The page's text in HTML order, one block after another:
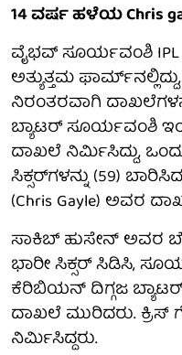
14 ವರ್ಷ ಹಳೆಯ Chris
ವೈಭವ್ ಸೂರ್ಯವಂಶಿ IPL
ಅತ್ಯುತ್ತಮ
ನಿರಂತರವಾಗಿ
ಬ್ಯಾಟರ್ ಸೂರ್ಯವಂಶಿ
ದಾಖಲೆ ನಿರ್ಮಿಸಿದ್ದು,
ಸಿಕ್ಸರ್‌ಗಳನ್ನು (59)
(Chris Gayle) ಅವರ
ಸಾಕಿಬ್ ಹುಸೇನ್ ಅವರ
ಭಾರೀ ಸಿಕ್ಸರ್ ಸಿಡಿಸಿ,
ಕೆರಿಬಿಯನ್ ದಿಗ್ಗಜ
ದಾಖಲೆ ಮುರಿದರು. ಕ್ರಿಸ್
ನಿರ್ಮಿಸಿದ್ದರು.